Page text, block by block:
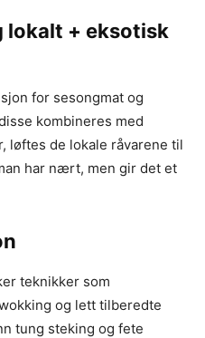
lokalt + eksotisk
for sesongmat og
kombineres med
løftes de lokale råvarene til
har nært, men gir det et
teknikker som
og lett tilberedte
tung steking og fete